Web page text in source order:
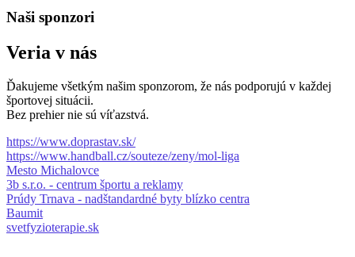
Naši sponzori
Veria v nás
Ďakujeme všetkým našim sponzorom, že nás podporujú v každej
športovej situácii.
Bez prehier nie sú víťazstvá.
https://www.doprastav.sk/
https://www.handball.cz/souteze/zeny/mol-liga
Mesto Michalovce
3b s.r.o. - centrum športu a reklamy
Prúdy Trnava - nadštandardné byty blízko centra
Baumit
svetfyzioterapie.sk